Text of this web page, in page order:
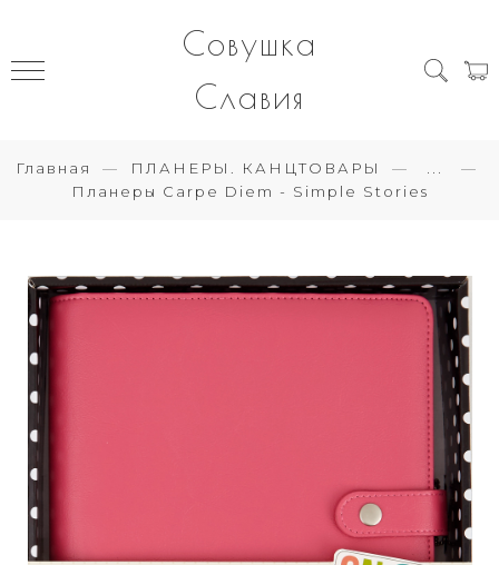
Совушка
Славия
Главная ПЛАНЕРЫ. КАНЦТОВАРЫ
Планеры Carpe Diem - Simple Stories